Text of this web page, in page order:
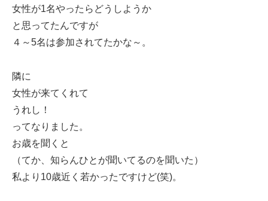
女性が1名やったらどうしようか
と思ってたんですが
４～5名は参加されてたかな～。
隣に
女性が来てくれて
うれし！
ってなりました。
お歳を聞くと
（てか、知らんひとが聞いてるのを聞いた）
私より10歳近く若かったですけど(笑)。